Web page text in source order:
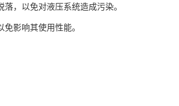
，以免对液压系统造成污染。
影响其使用性能。